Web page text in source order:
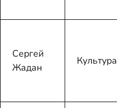
Сергей
Жадан
Культура